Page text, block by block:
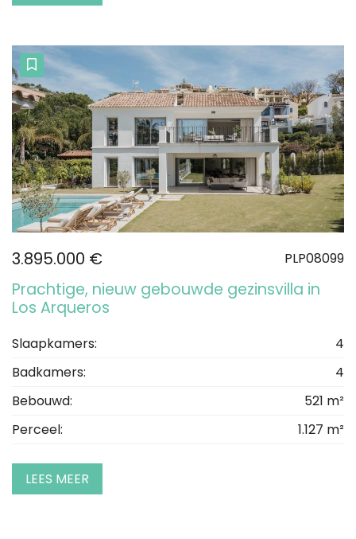
3.895.000 € PLP08099
Prachtige, nieuw gebouwde gezinsvilla in
Los Arqueros
Slaapkamers:
4
Badkamers:
4
Bebouwd:
521 m²
Perceel:
1.127 m²
LEES MEER